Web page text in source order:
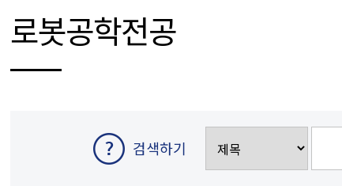
로봇공학전공
검색하기